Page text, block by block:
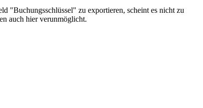
"Buchungsschlüssel" zu exportieren, scheint es nicht zu
auch hier verunmöglicht.